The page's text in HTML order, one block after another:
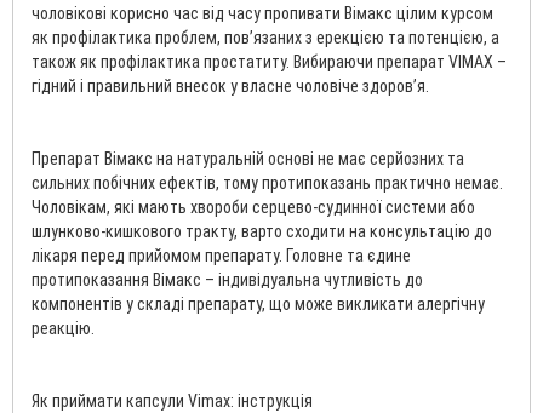
чоловікові корисно час від часу пропивати Вімакс цілим курсом
як профілактика проблем, пов’язаних з ерекцією та потенцією, а
також як профілактика простатиту. Вибираючи препарат VIMAX –
гідний і правильний внесок у власне чоловіче здоров’я.
Препарат Вімакс на натуральній основі не має серйозних та
сильних побічних ефектів, тому протипоказань практично немає.
Чоловікам, які мають хвороби серцево-судинної системи або
шлунково-кишкового тракту, варто сходити на консультацію до
лікаря перед прийомом препарату. Головне та єдине
протипоказання Вімакс – індивідуальна чутливість до
компонентів у складі препарату, що може викликати алергічну
реакцію.
Як приймати капсули Vimax: інструкція